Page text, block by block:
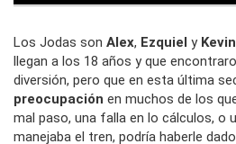
Los Jodas son Alex, Ezquiel y Kevin
llegan a los 18 años y que
diversión, pero que en esta última
preocupación en muchos de los
mal paso, una falla en lo cálculos, o
manejaba el tren, podría haberle